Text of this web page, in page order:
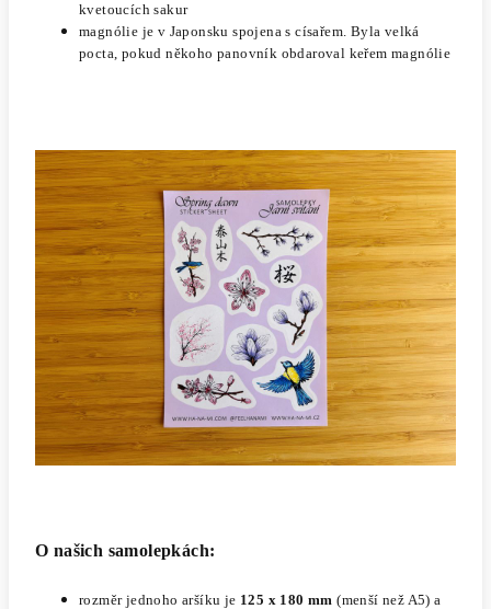
kvetoucích sakur
magnólie je v Japonsku spojena s císařem. Byla velká
pocta, pokud někoho panovník obdaroval keřem magnólie
O našich samolepkách:
rozměr jednoho aršíku je 125 x 180 mm (menší než A5)a